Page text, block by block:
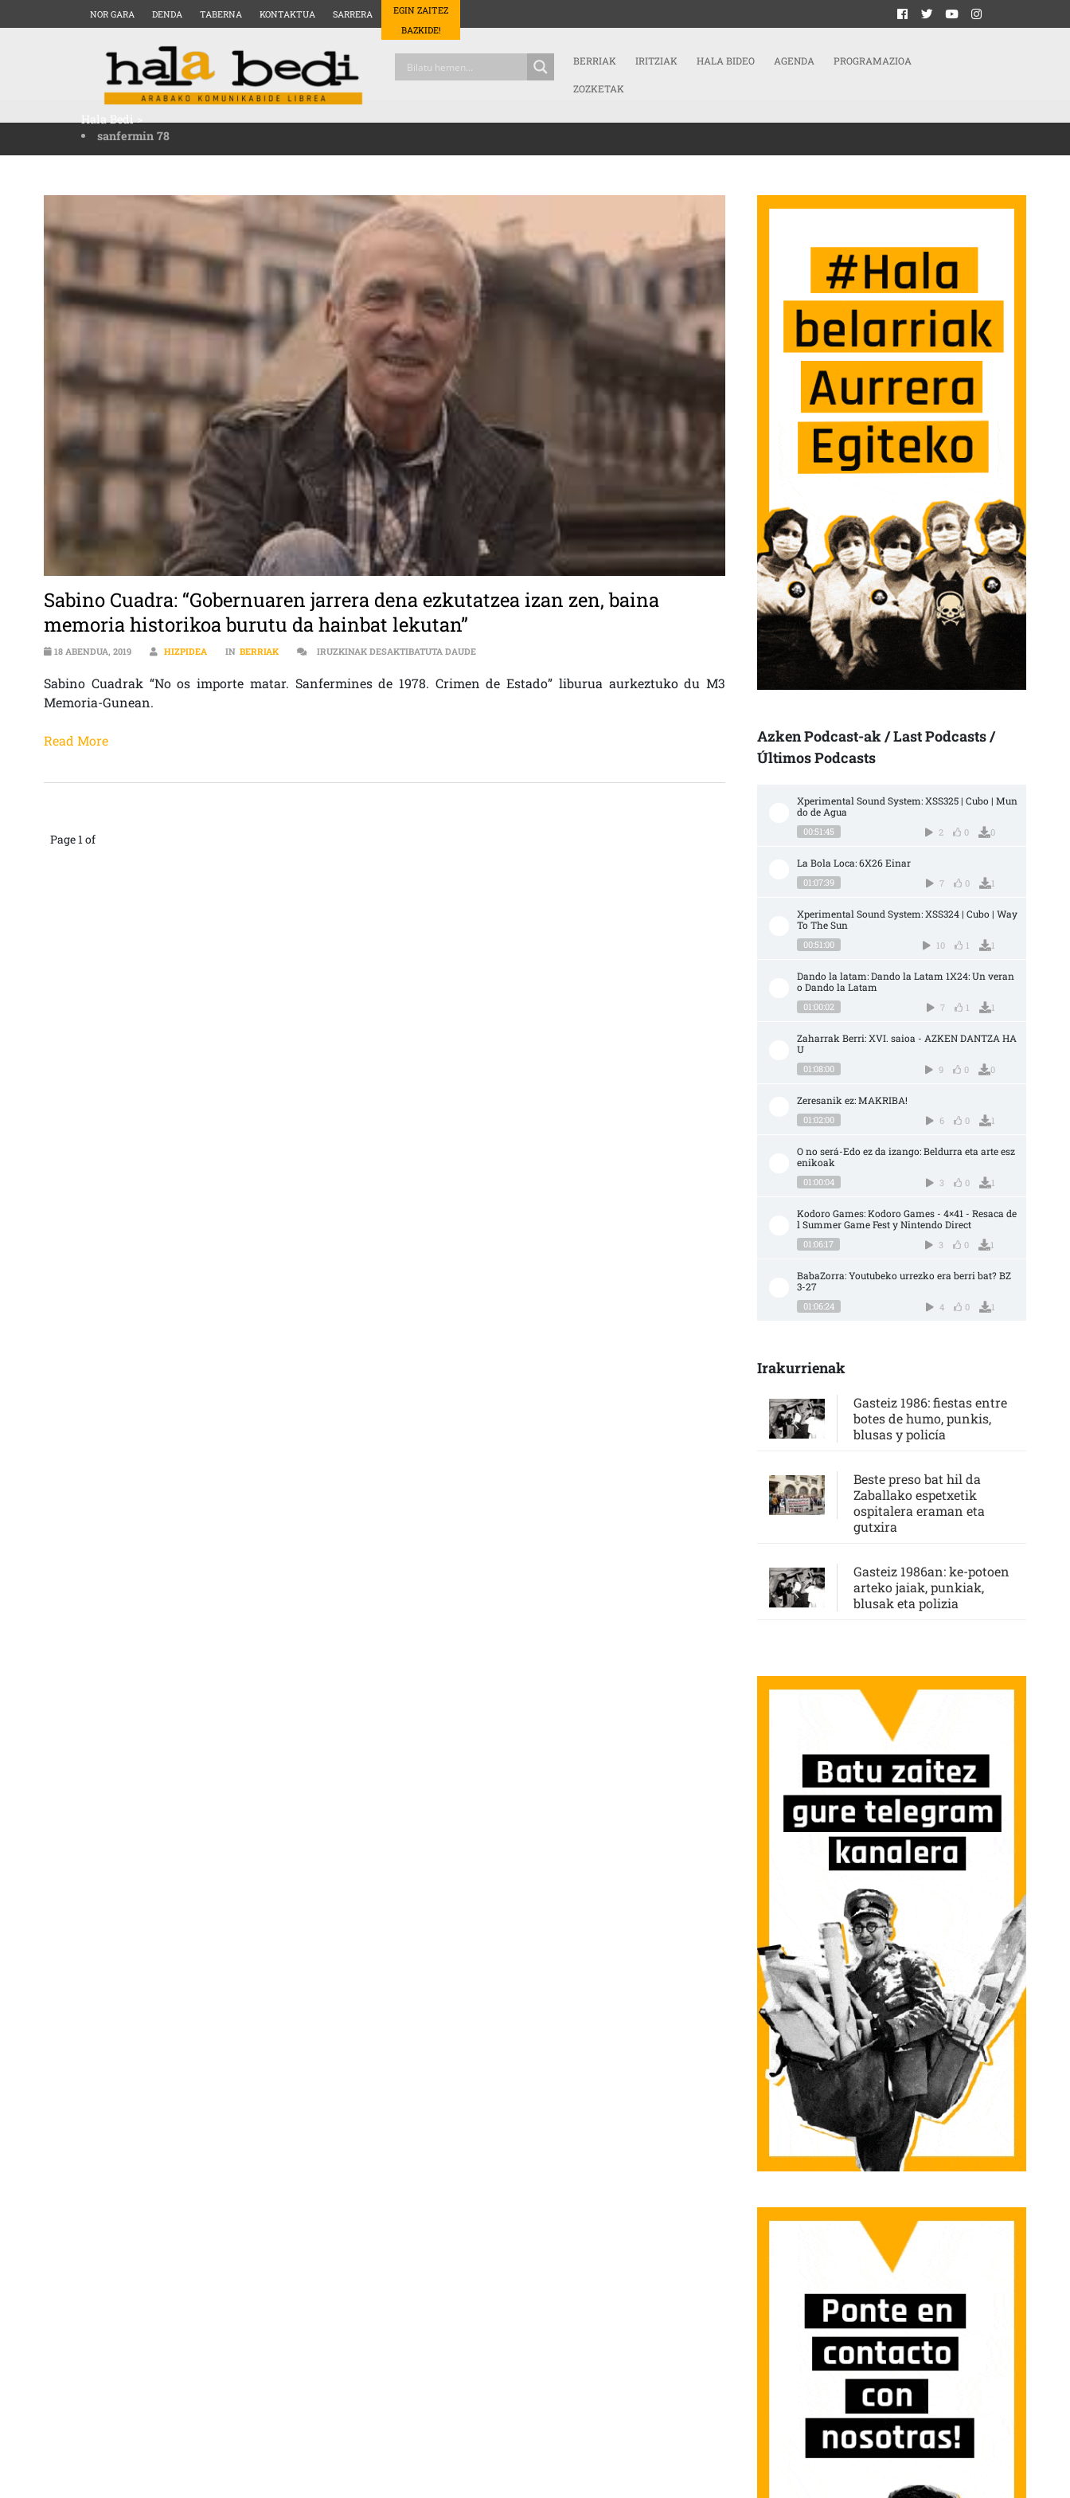
NOR GARA DENDA TABERNA KONTAKTUA SARRERA
EGIN ZAITEZ
BAZKIDE!
BERRIAK IRITZIAK HALA BIDEO AGENDA PROGRAMAZIOA
ZOZKETAK
Hala Bedi>
sanfermin 78
Sabino Cuadra: “Gobernuaren jarrera dena ezkutatzea izan zen, baina
memoria historikoa burutu da hainbat lekutan”
18 ABENDUA, 2019 HIZPIDEA IN BERRIAK IRUZKINAK DESAKTIBATUTA DAUDESABINO CUADRA: “GOBERNUAREN JARRERA DENA EZKUTATZEA IZAN ZEN, BAINA MEMORIA HISTORIKOA BURUTU DA HAINBAT
Sabino Cuadrak “No os importe matar. Sanfermines de 1978. Crimen de Estado” liburua aurkeztuko du M3
Memoria-Gunean.
Read More
Page 1 of
Azken Podcast-ak / Last Podcasts /
Últimos Podcasts
Xperimental Sound System: XSS325 | Cubo | Mun
do de Agua
00:51:45 2 0 0
La Bola Loca: 6X26 Einar
01:07:39 7 0 1
Xperimental Sound System: XSS324 | Cubo | Way
To The Sun
00:51:00 10 1 1
Dando la latam: Dando la Latam 1X24: Un veran
o Dando la Latam
01:00:02 7 1 1
Zaharrak Berri: XVI. saioa - AZKEN DANTZA HA
U
01:08:00 9 0 0
Zeresanik ez: MAKRIBA!
01:02:00 6 0 1
O no será-Edo ez da izango: Beldurra eta arte esz
enikoak
01:00:04 3 0 1
Kodoro Games: Kodoro Games - 4×41 - Resaca de
l Summer Game Fest y Nintendo Direct
01:06:17 3 0 1
BabaZorra: Youtubeko urrezko era berri bat? BZ
3-27
01:06:24 4 0 1
Irakurrienak
Gasteiz 1986: fiestas entre
botes de humo, punkis,
blusas y policía
Beste preso bat hil da
Zaballako espetxetik
ospitalera eraman eta
gutxira
Gasteiz 1986an: ke-potoen
arteko jaiak, punkiak,
blusak eta polizia